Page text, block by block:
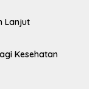
Lanjut
Kesehatan